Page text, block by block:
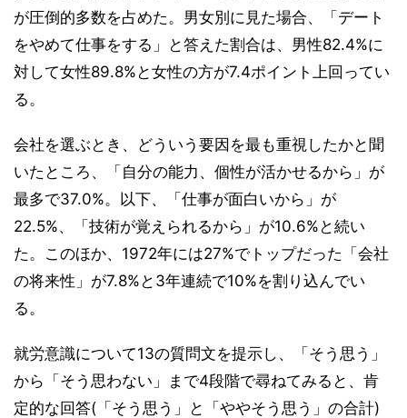
が圧倒的多数を占めた。男女別に見た場合、「デート
をやめて仕事をする」と答えた割合は、男性82.4%に
対して女性89.8%と女性の方が7.4ポイント上回ってい
る。
会社を選ぶとき、どういう要因を最も重視したかと聞
いたところ、「自分の能力、個性が活かせるから」が
最多で37.0%。以下、「仕事が面白いから」が
22.5%、「技術が覚えられるから」が10.6%と続い
た。このほか、1972年には27%でトップだった「会社
の将来性」が7.8%と3年連続で10%を割り込んでい
る。
就労意識について13の質問文を提示し、「そう思う」
から「そう思わない」まで4段階で尋ねてみると、肯
定的な回答(「そう思う」と「ややそう思う」の合計)